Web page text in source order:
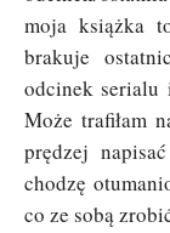
moja książka
brakuje
odcinek serialu
Może trafiłam
prędzej
chodzę
co ze sobą